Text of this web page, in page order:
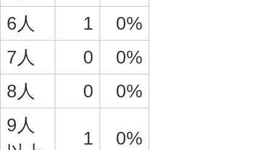
6人
1
0%
7人
0
0%
8人
0
0%
9人
1 0%